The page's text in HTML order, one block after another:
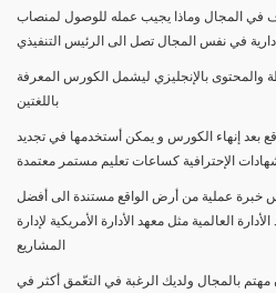
في المجال وماذا يجيب عمله للوصول لمنصاب
في نفس المجال تصل الى الرئيس التنفيذي
بالإنجليزي ليشمل الكورس المعرفة
باللغتين
بعد إنهاء الكورس و يمكن أستخدمها في تجديد
الإحترافية كساعات تعليم مستمر معتمدة
عملية من أرض الواقع مستندة الى أفضل
العالمية مثل معهد الأدارة الأمريكية لإدارة
المشاريع
بالمجال ولديك الرغبة في التعّمق أكثر في